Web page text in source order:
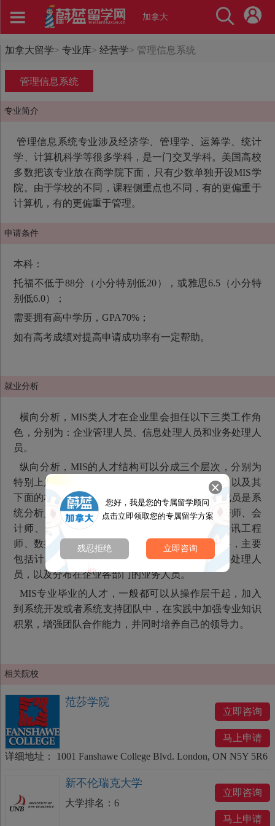
加拿大
加拿大留学> 专业库> 经营学> 管理信息系统
管理信息系统
专业简介
管理信息系统专业涉及经济学、管理学、运筹学、统计
学、计算机科学等很多学科，是一门交叉学科。美国高校
多数把该专业放在商学院下面，只有少数单独开设MIS学
院。由于学校的不同，课程侧重点也不同，有的更偏重于
计算机，有的更偏重于管理。
申请条件
本科：
托福不低于88分（小分特别低20），或雅思6.5（小分特
别低6.0）；
需要拥有高中学历，GPA70%；
如有高考成绩对提高申请成功率有一定帮助。
就业分析
横向分析，MIS类人才在企业里会担任以下三类工作角
色，分别为：企业管理人员、信息处理人员和业务处理人
员。
纵向分析，MIS的人才结构可以分成三个层次，分别为
特别上层的决策层，一般为企业的特别高层经理，以及其
下面的相关副职领导和各总师，其中特别重要的成员是系
统分析员。中层是业务层，其组成人员主要有经济师、会
计师、专业工程师以及计算机软硬件工程师、通讯工程
师、数据工程师等。下层是操作层，其人数特别多，主要
包括计算机和通讯的操作人员、维护人员，数据处理人
员，以及分布在企业各部门的业务人员。
MIS专业毕业的人才，一般都可以从操作层干起，加入
到系统开发或者系统支持团队中，在实践中加强专业知识
积累，增强团队合作能力，并同时培养自己的领导力。
相关院校
范莎学院
立即咨询
马上申请
详细地址：
1001 Fanshawe College Blvd. London, ON N5Y 5R6
新不伦瑞克大学
大学排名： 6
立即咨询
马上申请
您好，我是您的专属留学顾问
点击立即领取您的专属留学方案
残忍拒绝 立即咨询